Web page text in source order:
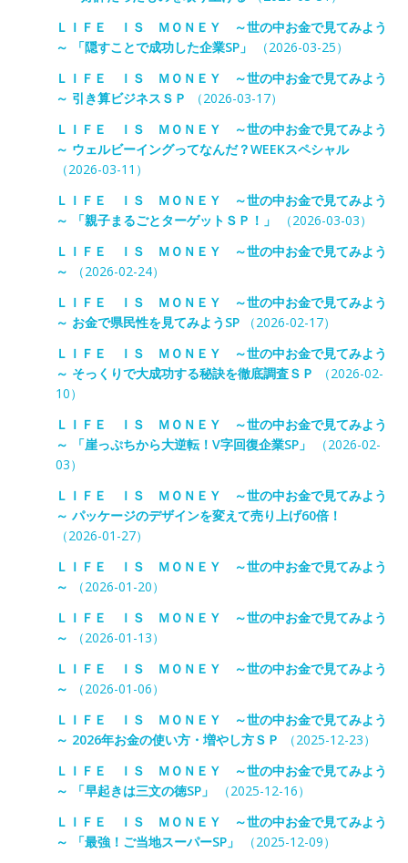
ＬＩＦＥ ＩＳ ＭＯＮＥＹ ～世の中お金で見てみよう
～ 「隠すことで成功した企業SP」
（2026-03-25）
ＬＩＦＥ ＩＳ ＭＯＮＥＹ ～世の中お金で見てみよう
～ 引き算ビジネスＳＰ
（2026-03-17）
ＬＩＦＥ ＩＳ ＭＯＮＥＹ ～世の中お金で見てみよう
～ ウェルビーイングってなんだ？WEEKスペシャル
（2026-03-11）
ＬＩＦＥ ＩＳ ＭＯＮＥＹ ～世の中お金で見てみよう
～ 「親子まるごとターゲットＳＰ！」
（2026-03-03）
ＬＩＦＥ ＩＳ ＭＯＮＥＹ ～世の中お金で見てみよう
～
（2026-02-24）
ＬＩＦＥ ＩＳ ＭＯＮＥＹ ～世の中お金で見てみよう
～ お金で県民性を見てみようSP（2026-02-17）
ＬＩＦＥ ＩＳ ＭＯＮＥＹ ～世の中お金で見てみよう
～ そっくりで大成功する秘訣を徹底調査ＳＰ
（2026-02-
10）
ＬＩＦＥ ＩＳ ＭＯＮＥＹ ～世の中お金で見てみよう
～ 「崖っぷちから大逆転！V字回復企業SP」
（2026-02-
03）
ＬＩＦＥ ＩＳ ＭＯＮＥＹ ～世の中お金で見てみよう
～ パッケージのデザインを変えて売り上げ60倍！
（2026-01-27）
ＬＩＦＥ ＩＳ ＭＯＮＥＹ ～世の中お金で見てみよう
～
（2026-01-20）
ＬＩＦＥ ＩＳ ＭＯＮＥＹ ～世の中お金で見てみよう
～
（2026-01-13）
ＬＩＦＥ ＩＳ ＭＯＮＥＹ ～世の中お金で見てみよう
～
（2026-01-06）
ＬＩＦＥ ＩＳ ＭＯＮＥＹ ～世の中お金で見てみよう
～ 2026年お金の使い方・増やし方ＳＰ
（2025-12-23）
ＬＩＦＥ ＩＳ ＭＯＮＥＹ ～世の中お金で見てみよう
～ 「早起きは三文の徳SP」
（2025-12-16）
ＬＩＦＥ ＩＳ ＭＯＮＥＹ ～世の中お金で見てみよう
～ 「最強！ご当地スーパーSP」
（2025-12-09）